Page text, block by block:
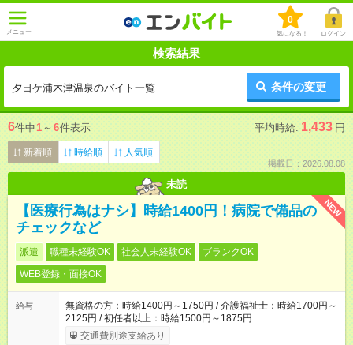
メニュー
0
気になる！ ログイン
検索結果
夕日ケ浦木津温泉のバイト一覧 条件の変更
6件中1 ～ 6件表示 平均時給: 1,433 円
新着順 時給順 人気順
掲載日：2026.08.08
未読
NEW
【医療行為はナシ】時給1400円！病院で備品の
チェックなど
派遣 職種未経験OK 社会人未経験OK
ブランクOK
WEB登録・面接OK
給与
無資格の方：時給1400円～1750円 / 介護福祉士：時給1700円～
2125円 / 初任者以上：時給1500円～1875円
交通費別途支給あり